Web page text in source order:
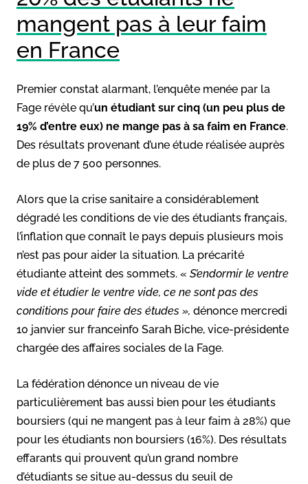
mangent pas à leur faim
en France
Premier constat alarmant, l’enquête menée par la
Fage révèle qu’un étudiant sur cinq (un peu plus de
19% d’entre eux) ne mange pas à sa faim en France.
Des résultats provenant d’une étude réalisée auprès
de plus de 7 500 personnes.
Alors que la crise sanitaire a considérablement
dégradé les conditions de vie des étudiants français,
l’inflation que connaît le pays depuis plusieurs mois
n’est pas pour aider la situation. La précarité
étudiante atteint des sommets. « S’endormir le ventre
vide et étudier le ventre vide, ce ne sont pas des
conditions pour faire des études », dénonce mercredi
10 janvier sur franceinfo Sarah Biche, vice-présidente
chargée des affaires sociales de la Fage.
La fédération dénonce un niveau de vie
particulièrement bas aussi bien pour les étudiants
boursiers (qui ne mangent pas à leur faim à 28%) que
pour les étudiants non boursiers (16%). Des résultats
effarants qui prouvent qu’un grand nombre
d’étudiants se situe au-dessus du seuil de